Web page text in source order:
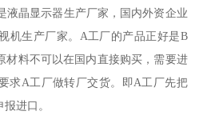
液晶显示器生产厂家，国内外资企业
机生产厂家。A工厂的产品正好是B
材料不可以在国内直接购买，需要进
求A工厂做转厂交货。即A工厂先把
进口。